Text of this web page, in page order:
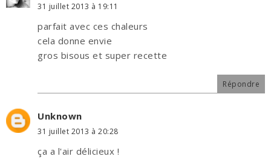
31 juillet 2013 à 19:11
parfait avec ces chaleurs
cela donne envie
gros bisous et super recette
Répondre
Unknown
31 juillet 2013 à 20:28
ça a l'air délicieux !